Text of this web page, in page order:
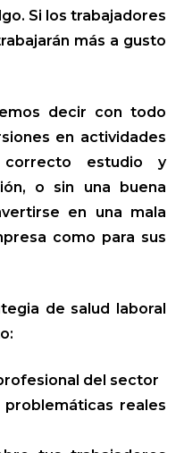
Si los trabajadores
más a gusto
decir con todo
en actividades
estudio y
o sin una buena
en una mala
como para sus
de salud laboral
del sector
reales